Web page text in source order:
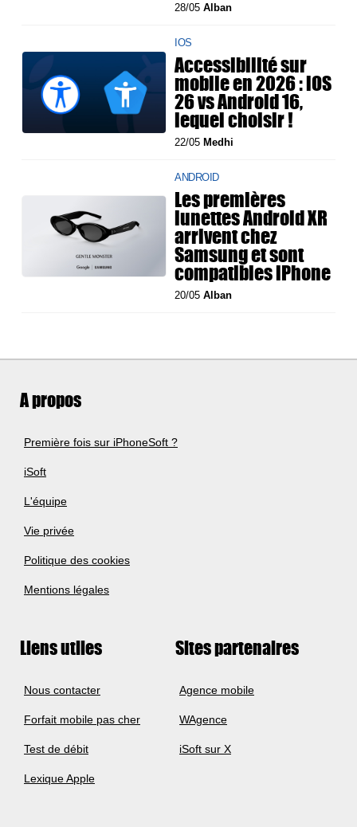
28/05Alban
IOS
Accessibilité sur
mobile en 2026 : iOS
26 vs Android 16,
lequel choisir !
22/05 Medhi
ANDROID
Les premières
lunettes Android XR
arrivent chez
Samsung et sont
compatibles iPhone
20/05Alban
A propos
Première fois sur iPhoneSoft ?
iSoft
L'équipe
Vie privée
Politique des cookies
Mentions légales
Liens utiles
Nous contacter
Forfait mobile pas cher
Test de débit
Lexique Apple
Sites partenaires
Agence mobile
WAgence
iSoft sur X